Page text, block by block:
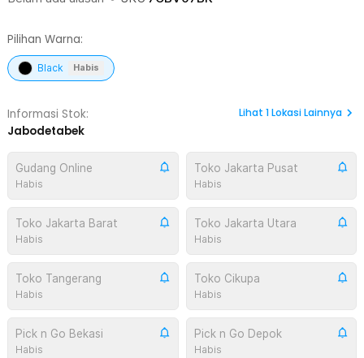
Pilihan Warna:
Black Habis
Informasi Stok:
Jabodetabek
Lihat 1Lokasi Lainnya
Gudang Online
Habis
Toko Jakarta Pusat
Habis
Toko Jakarta Barat
Habis
Toko Jakarta Utara
Habis
Toko Tangerang
Habis
Toko Cikupa
Habis
Pick n Go Bekasi
Habis
Pick n Go Depok
Habis